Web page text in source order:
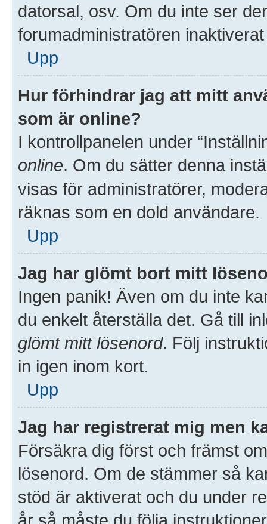
datorsal, osv. Om du inte ser
forumadministratören
Upp
Hur förhindrar jag att mitt
som är online?
I kontrollpanelen under
online. Om du sätter denna
visas för administratörer,
räknas som en dold användare.
Upp
Jag har glömt bort mitt
Ingen panik! Även om du inte
du enkelt återställa det. Gå till
glömt mitt lösenord. Följ
in igen inom kort.
Upp
Jag har registrerat mig men
Försäkra dig först och främst
lösenord. Om de stämmer så
stöd är aktiverat och du under
år så måste du följa